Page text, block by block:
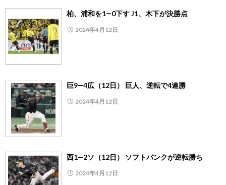
柏、浦和を1―0下す J1、木下が決勝点
2024年4月12日
巨9―4広（12日） 巨人、逆転で4連勝
2024年4月12日
西1―2ソ（12日） ソフトバンクが逆転勝ち
2024年4月12日